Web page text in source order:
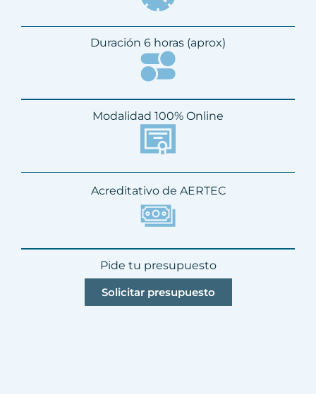
Duración 6 horas (aprox)
Modalidad 100% Online
Acreditativo de AERTEC
Pide tu presupuesto
Solicitar presupuesto